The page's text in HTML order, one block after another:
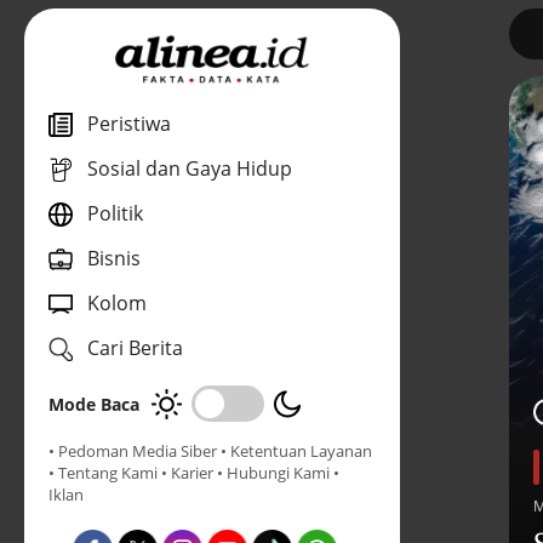
Peristiwa
Sosial dan Gaya Hidup
Politik
Bisnis
Kolom
Cari Berita
Mode Baca
• Pedoman Media Siber • Ketentuan Layanan
• Tentang Kami • Karier • Hubungi Kami •
Iklan
1